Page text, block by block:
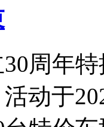
周年
动于